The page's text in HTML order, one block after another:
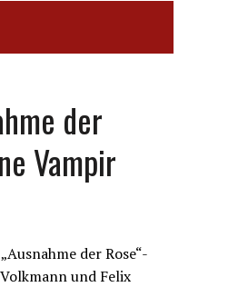
der
Vampir
der Rose“-
und Felix